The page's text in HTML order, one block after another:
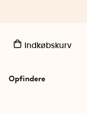
Indkøbskurv
Opfindere